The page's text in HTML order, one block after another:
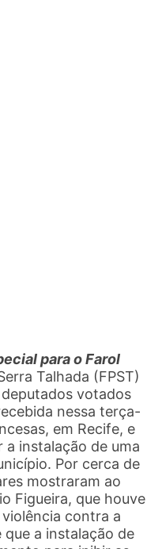
para o Farol
Talhada (FPST)
votados
nessa terça-
em Recife, e
instalação de uma
Por cerca de
mostraram ao
Figueira, que houve
contra a
que a instalação de